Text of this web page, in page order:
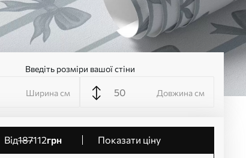
Введіть розміри вашої стіни
Ширина см Довжина см
від187112грн Показати ціну